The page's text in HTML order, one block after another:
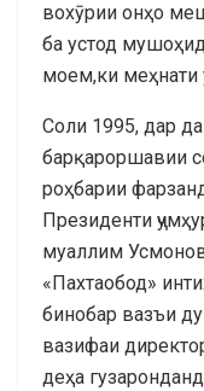
вохӯрии онҳо
ба устод
моем,ки меҳнати
Соли 1995, дар
барқароршавии
роҳбарии
Президенти
муаллим
«Пахтаобод»
бинобар вазъи
вазифаи
деҳа